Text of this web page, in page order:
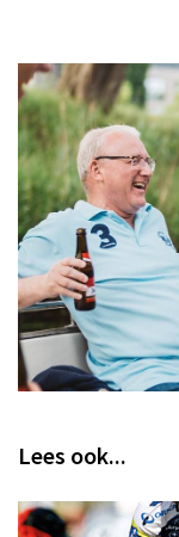
Lees ook...